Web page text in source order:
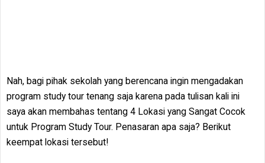
Nah, bagi pihak sekolah yang berencana ingin mengadakan
program study tour tenang saja karena pada tulisan kali ini
saya akan membahas tentang 4 Lokasi yang Sangat Cocok
untuk Program Study Tour. Penasaran apa saja? Berikut
keempat lokasi tersebut!